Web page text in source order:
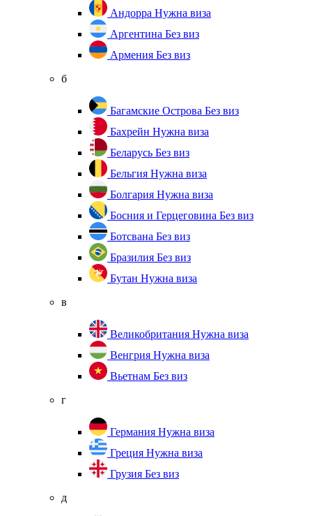
Андорра Нужна виза
Аргентина Без виз
Армения Без виз
б
Багамские Острова Без виз
Бахрейн Нужна виза
Беларусь Без виз
Бельгия Нужна виза
Болгария Нужна виза
Босния и Герцеговина Без виз
Ботсвана Без виз
Бразилия Без виз
Бутан Нужна виза
в
Великобритания Нужна виза
Венгрия Нужна виза
Вьетнам Без виз
г
Германия Нужна виза
Греция Нужна виза
Грузия Без виз
д